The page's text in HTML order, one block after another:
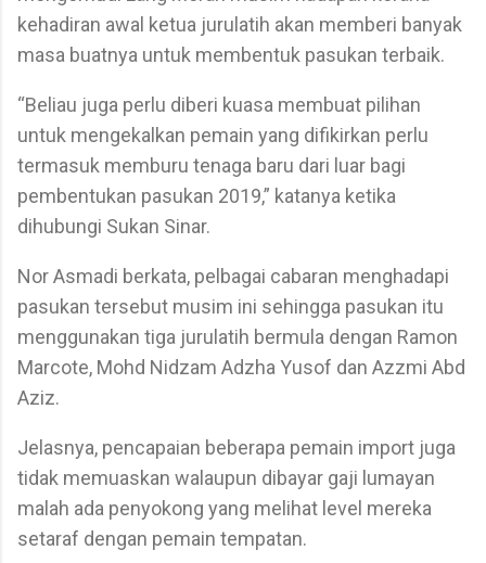
kehadiran awal ketua jurulatih akan memberi banyak
masa buatnya untuk membentuk pasukan terbaik.
“Beliau juga perlu diberi kuasa membuat pilihan
untuk mengekalkan pemain yang difikirkan perlu
termasuk memburu tenaga baru dari luar bagi
pembentukan pasukan 2019,” katanya ketika
dihubungi Sukan Sinar.
Nor Asmadi berkata, pelbagai cabaran menghadapi
pasukan tersebut musim ini sehingga pasukan itu
menggunakan tiga jurulatih bermula dengan Ramon
Marcote, Mohd Nidzam Adzha Yusof dan Azzmi Abd
Aziz.
Jelasnya, pencapaian beberapa pemain import juga
tidak memuaskan walaupun dibayar gaji lumayan
malah ada penyokong yang melihat level mereka
setaraf dengan pemain tempatan.